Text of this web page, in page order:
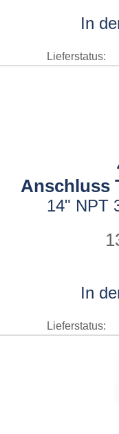
In
Lieferstatus:
Anschluss
14" NPT
In
Lieferstatus: